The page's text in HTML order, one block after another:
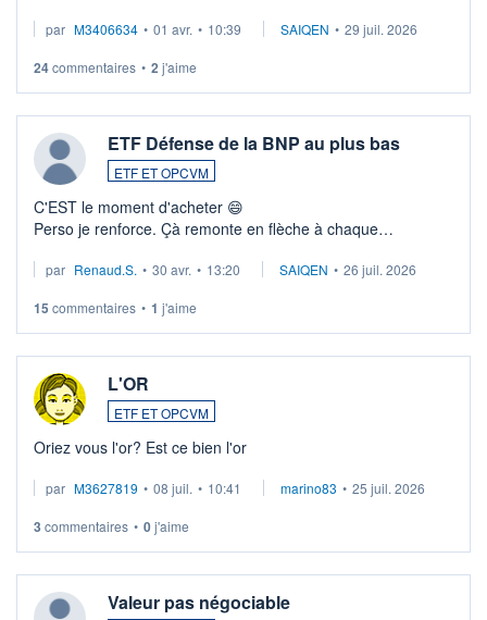
par M3406634 • 01 avr. • 10:39 SAIQEN • 29 juil. 2026
24commentaires • 2 j'aime
ETF Défense de la BNP au plus bas
ETF ET OPCVM
C'EST le moment d'acheter 😄​
Perso je renforce. Çà remonte en flèche à chaque
Investissement long terme tip top pour sa retraite.
par Renaud.S. • 30 avr. • 13:20 SAIQEN • 26 juil. 2026
15 commentaires • 1 j'aime
L'OR
ETF ET OPCVM
Oriez vous l'or? Est ce bien l'or
par M3627819 • 08 juil. • 10:41 marino83 • 25 juil. 2026
3 commentaires • 0j'aime
Valeur pas négociable